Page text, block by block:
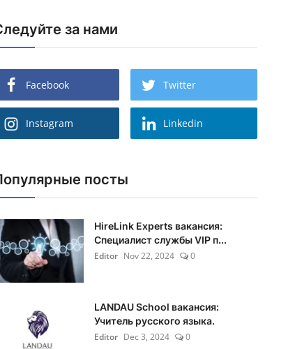
за нами
Facebook Twitter
Instagram Linkedin
посты
HireLink Experts вакансия:
Специалист службы VIP п...
Editor Nov 22, 2024 0
LANDAU School вакансия:
Учитель русского языка.
Editor Dec 3, 2024 0